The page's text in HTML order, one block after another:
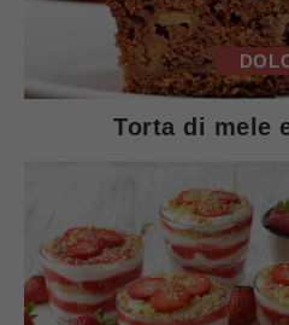
Torta di mele